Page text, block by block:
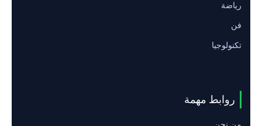
رياضة
فن
تكنولوجيا
روابط مهمة